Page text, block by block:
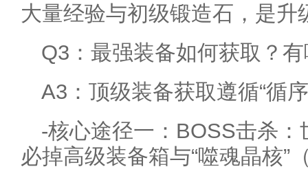
大量经验与初级锻造石，是升
Q3：最强装备如何获取？
A3：顶级装备获取遵循“循
-核心途径一：BOSS击杀
必掉高级装备箱与“噬魂晶核”